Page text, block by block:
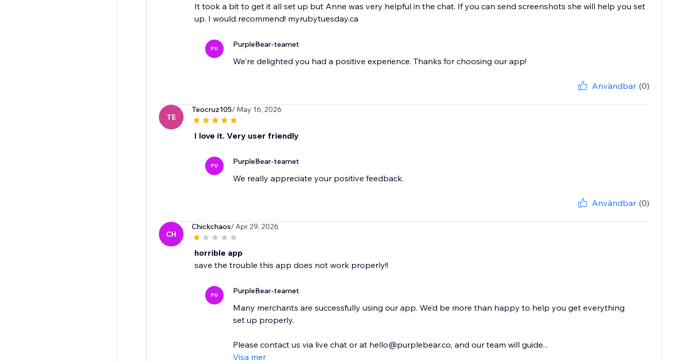
It took a bit to get it all set up but Anne was very helpful in the chat. If you can send screenshots she will help you set
up. I would recommend! myrubytuesday.ca
PU PurpleBear-teamet
We're delighted you had a positive experience. Thanks for choosing our app!
Användbar (0)
TE
Teocruz105/ May 16, 2026
I love it. Very user friendly
PU PurpleBear-teamet
We really appreciate your positive feedback.
Användbar (0)
CH
Chickchaos/ Apr 29, 2026
horrible app
save the trouble this app does not work properly!!
PU PurpleBear-teamet
Many merchants are successfully using our app. We’d be more than happy to help you get everything
set up properly.
Please contact us via live chat or at hello@purplebear.co, and our team will guide...
Visa mer